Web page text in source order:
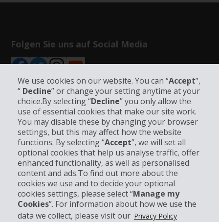
We use cookies on our website. You can “Accept”,
“ Decline” or change your setting anytime at your
choice.By selecting “Decline” you only allow the
use of essential cookies that make our site work.
You may disable these by changing your browser
settings, but this may affect how the website
functions. By selecting “Accept”, we will set all
optional cookies that help us analyse traffic, offer
enhanced functionality, as well as personalised
content and ads.To find out more about the
cookies we use and to decide your optional
cookies settings, please select “Manage my
Cookies”. For information about how we use the
data we collect, please visit our Privacy Policy
Folgen Sie uns auf Social Media
Unternehmensinformation
Partner
Kundenservice
Mieten bei Hertz